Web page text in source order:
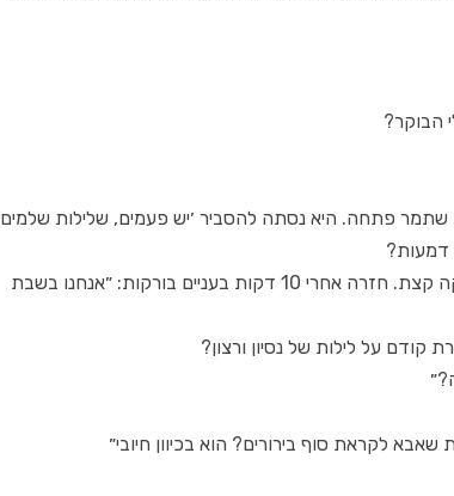
הבוקר?
פתחה. היא נסתה להסביר ׳יש פעמים, שלילות שלמים
דמעות?
כמה דקות אחר כך בעלה התקשר, תמר ענתה, התרחקה קצת. חזרה אחרי 10 דקות בעניים בורקות: ״אנחנו בשבת
על לילות של נסיון ורצון?
לקראת סוף בירורים? הוא בכיוון חיובי״